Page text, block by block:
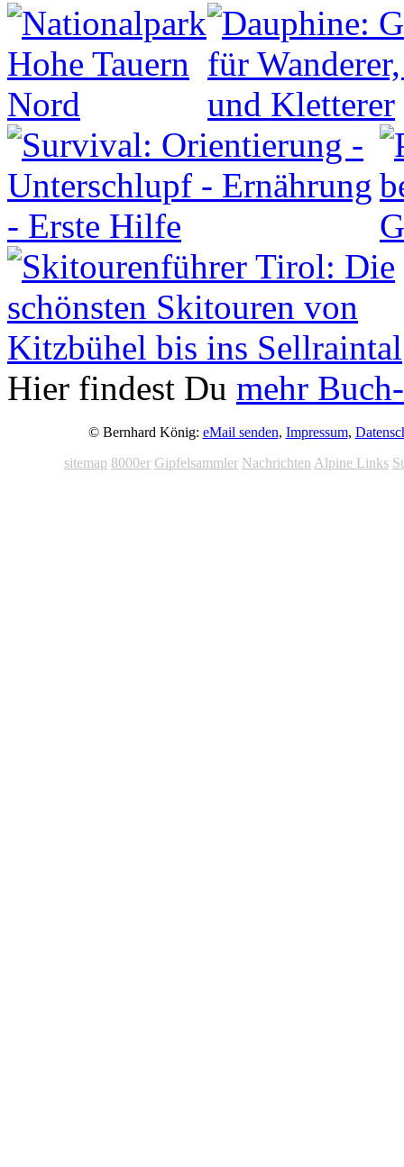
Hier findest Du mehr
© Bernhard König: eMail senden, Impressum,
sitemap 8000er Gipfelsammler Nachrichten Alpine Links